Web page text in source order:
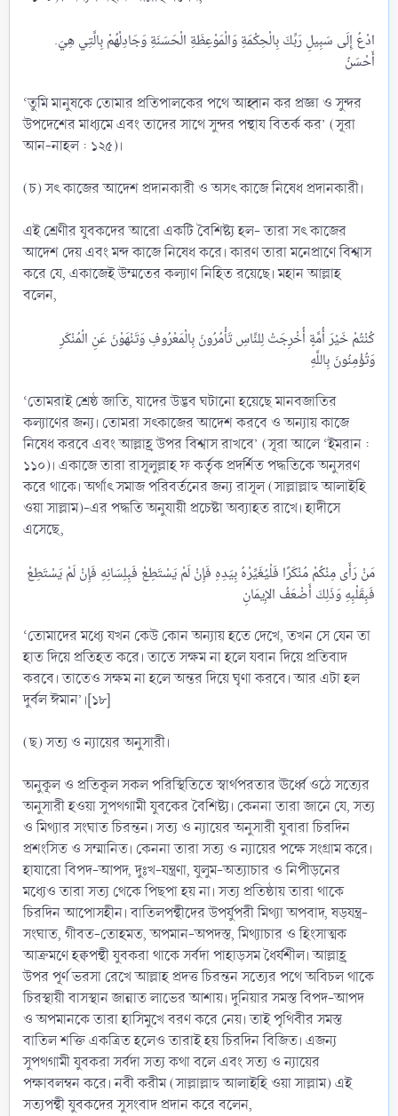
.ادْعُ إِلَى سَبِيلِ رَبِّكَ بِالْحِكْمَةِ وَالْمَوْعِظَةِ الْحَسَنَةِ وَجَادِلْهُمْ بِالَّتِي هِيَ
‘তুমি মানুষকে তোমার প্রতিপালকের পথে আহ্বান কর প্রজ্ঞা ও সুন্দর
উপদেশের মাধ্যমে এবং তাদের সাথে সুন্দর পন্থায বিতর্ক কর’ (সূরা
আন-নাহল : ১২৫)।
(চ) সৎ কাজের আদেশ প্রদানকারী ও অসৎ কাজে নিষেধ প্রদানকারী।
এই শ্রেণীর যুবকদের আরো একটি বৈশিষ্ট্য হল- তারা সৎ কাজের
আদেশ দেয় এবং মন্দ কাজে নিষেধ করে। কারণ তারা মনেপ্রাণে বিশ্বাস
করে যে, একাজেই উম্মতের কল্যাণ নিহিত রয়েছে। মহান আল্লাহ
বলেন,
كُنْتُمْ خَيْرَ أُمَّةٍ أُخْرِجَتْ لِلنَّاسِ تَأْمُرُونَ بِالْمَعْرُوفِ وَتَنْهَوْنَ عَنِ الْمُنْكَرِ
‘তোমরাই শ্রেষ্ঠ জাতি, যাদের উদ্ভব ঘটানো হয়েছে মানবজাতির
কল্যাণের জন্য। তোমরা সৎকাজের আদেশ করবে ও অন্যায় কাজে
নিষেধ করবে এবং আল্লাহ্র উপর বিশ্বাস রাখবে’ (সূরা আলে ‘ইমরান :
১১০)। একাজে তারা রাসূলুল্লাহ ফ কর্তৃক প্রদর্শিত পদ্ধতিকে অনুসরণ
করে থাকে। অর্থাৎ সমাজ পরিবর্তনের জন্য রাসূল (সাল্লাল্লাহু আলাইহি
ওয়া সাল্লাম)-এর পদ্ধতি অনুযায়ী প্রচেষ্টা অব্যাহত রাখে। হাদীসে
এসেছে,
مَنْ رَأَى مِنْكُمْ مُنْكَرًا فَلْيُغَيِّرْهُ بِيَدِهِ فَإِنْ لَمْ يَسْتَطِعْ فَبِلِسَانِهِ فَإِنْ لَمْ يَسْتَطِعْ
‘তোমাদের মধ্যে যখন কেউ কোন অন্যায় হতে দেখে, তখন সে যেন তা
হাত দিয়ে প্রতিহত করে। তাতে সক্ষম না হলে যবান দিয়ে প্রতিবাদ
করবে। তাতেও সক্ষম না হলে অন্তর দিয়ে ঘৃণা করবে। আর এটা হল
দুর্বল ঈমান’।[১৮]
(ছ) সত্য ও ন্যায়ের অনুসারী।
অনুকূল ও প্রতিকূল সকল পরিস্থিতিতে স্বার্থপরতার ঊর্ধ্বে ওঠে সত্যের
অনুসারী হওয়া সুপথগামী যুবকের বৈশিষ্ট্য। কেননা তারা জানে যে, সত্য
ও মিথ্যার সংঘাত চিরন্তন। সত্য ও ন্যায়ের অনুসারী যুবারা চিরদিন
প্রশংসিত ও সম্মানিত। কেননা তারা সত্য ও ন্যায়ের পক্ষে সংগ্রাম করে।
হাযারো বিপদ-আপদ, দুঃখ-যন্ত্রণা, যুলুম-অত্যাচার ও নিপীড়নের
মধ্যেও তারা সত্য থেকে পিছপা হয় না। সত্য প্রতিষ্ঠায় তারা থাকে
চিরদিন আপোসহীন। বাতিলপন্থীদের উপর্যুপরী মিথ্যা অপবাদ, ষড়যন্ত্র-
সংঘাত, গীবত-তোহমত, অপমান-অপদস্ত, মিথ্যাচার ও হিংসাত্মক
আক্রমণে হক্বপন্থী যুবকরা থাকে সর্বদা পাহাড়সম ধৈর্যশীল। আল্লাহ্র
উপর পূর্ণ ভরসা রেখে আল্লাহ প্রদত্ত চিরন্তন সত্যের পথে অবিচল থাকে
চিরস্থায়ী বাসস্থান জান্নাত লাভের আশায়। দুনিয়ার সমস্ত বিপদ-আপদ
ও অপমানকে তারা হাসিমুখে বরণ করে নেয়। তাই পৃথিবীর সমস্ত
বাতিল শক্তি একত্রিত হলেও তারাই হয় চিরদিন বিজিত। এজন্য
সুপথগামী যুবকরা সর্বদা সত্য কথা বলে এবং সত্য ও ন্যায়ের
পক্ষাবলম্বন করে। নবী করীম (সাল্লাল্লাহু আলাইহি ওয়া সাল্লাম) এই
সত্যপন্থী যুবকদের সুসংবাদ প্রদান করে বলেন,